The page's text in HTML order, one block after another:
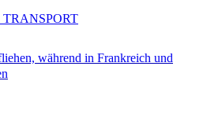
während in Frankreich und